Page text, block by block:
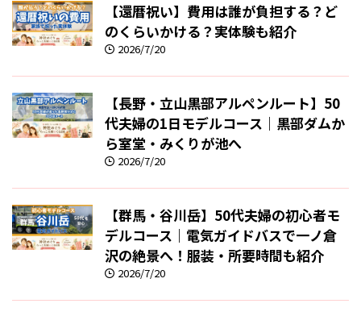
【還暦祝い】費用は誰が負担する？ど
のくらいかける？実体験も紹介
2026/7/20
【長野・立山黒部アルペンルート】50
代夫婦の1日モデルコース｜黒部ダムか
ら室堂・みくりが池へ
2026/7/20
【群馬・谷川岳】50代夫婦の初心者モ
デルコース｜電気ガイドバスで一ノ倉
沢の絶景へ！服装・所要時間も紹介
2026/7/20